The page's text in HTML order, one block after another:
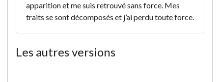
apparition et me suis retrouvé sans force. Mes
traits se sont décomposés et j’ai perdu toute force.
Les autres versions